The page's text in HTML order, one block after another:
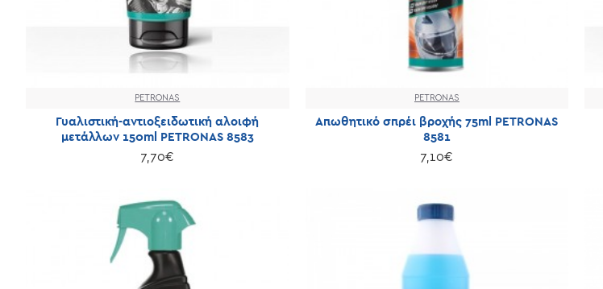
PETRONAS
Γυαλιστική-αντιοξειδωτική αλοιφή
μετάλλων 150ml PETRONAS 8583
7,70€
PETRONAS
Απωθητικό σπρέι βροχής 75ml PETRONAS
8581
7,10€